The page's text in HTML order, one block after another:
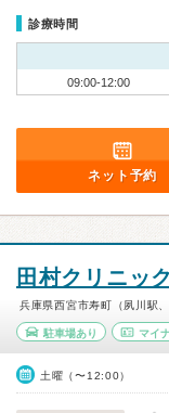
診療時間
09:00-12:00
ネット予約
田村クリニック
兵庫県西宮市寿町（夙川駅
駐車場あり マイ
土曜（〜12:00）